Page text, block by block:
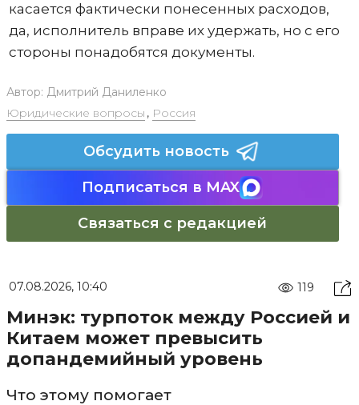
касается фактически понесенных расходов,
да, исполнитель вправе их удержать, но с его
стороны понадобятся документы.
Автор: Дмитрий Даниленко
Юридические вопросы , Россия
Обсудить новость
Подписаться в MAX
Связаться с редакцией
07.08.2026, 10:40 119
Минэк: турпоток между Россией и
Китаем может превысить
допандемийный уровень
Что этому помогает